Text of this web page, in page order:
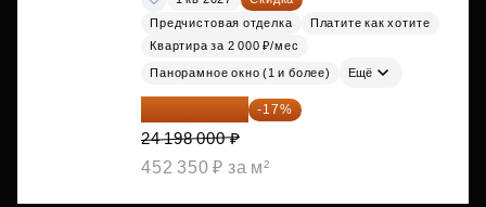
Предчистовая отделка
Платите как хотите
Квартира за 2 000 ₽/мес
Панорамное окно (1 и более) Ещё
20 084 340 ₽ -17%
24 198 000 ₽
452 350 ₽ за м²